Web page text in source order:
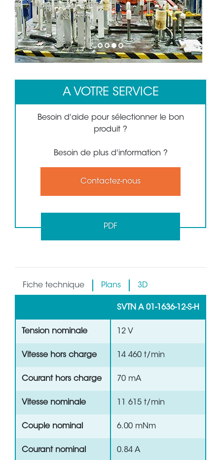
1 2 3 4
A VOTRE SERVICE
Besoin d'aide pour sélectionner le bon
produit ?
Besoin de plus d'information ?
Contactez-nous
PDF
Fiche technique Plans 3D
SVTN A 01-1636-12-S-H
Tension nominale 12 V
Vitesse hors charge 14 460 t/min
Courant hors charge 70 mA
Vitesse nominale 11 615 t/min
Couple nominal 6.00 mNm
Courant nominal 0.84 A